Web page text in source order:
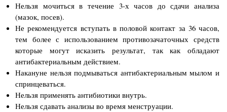
Нельзя мочиться в течение 3-х часов до сдачи анализа
(мазок, посев).
Не рекомендуется вступать в половой контакт за 36 часов,
тем более с использованием противозачаточных средств
которые могут исказить результат, так как обладают
антибактериальным действием.
Накануне нельзя подмываться антибактериальным мылом и
спринцеваться.
Нельзя применять антибиотики внутрь.
Нельзя сдавать анализы во время менструации.